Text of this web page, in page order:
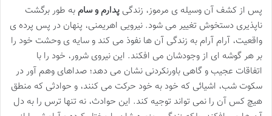
پس از کشف آن وسیله ی مرموز، زندگی پدارم و سام به طور برگشت
ناپذیری دستخوش تغییر می شود. نیرویی اهریمنی، پنهان در پس پرده ی
واقعیت، آرام آرام به زندگی آن ها نفوذ می کند و سایه ی وحشت خود را
بر هر گوشه ای از وجودشان می افکند. این نیروی شرور، خود را با
اتفاقات عجیب و گاهی باورنکردنی نشان می دهد؛ صداهای وهم آور در
سکوت شب، اشیائی که خود به خود حرکت می کنند، و حوادثی که منطق
هیچ کس آن را نمی تواند توجیه کند. این حوادث، نه تنها ترس را به دل